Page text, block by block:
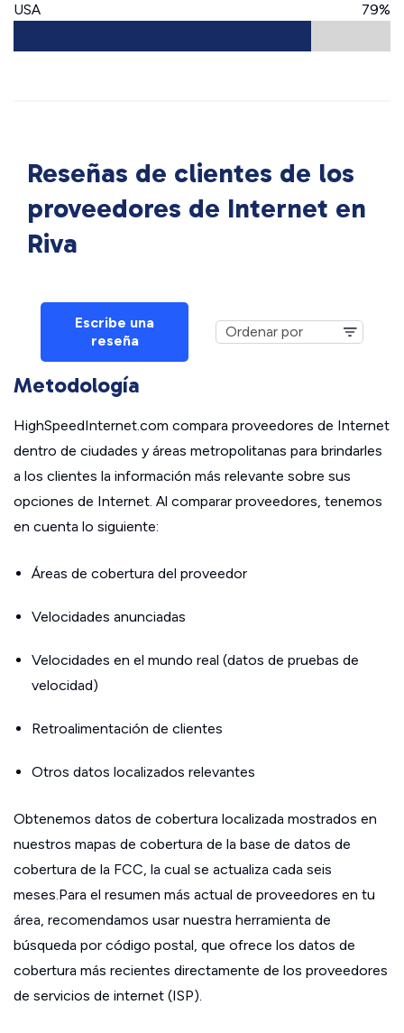
USA 79%
Reseñas de clientes de los
proveedores de Internet en
Riva
Escribe una
reseña
Metodología
HighSpeedInternet.com compara proveedores de Internet
dentro de ciudades y áreas metropolitanas para brindarles
a los clientes la información más relevante sobre sus
opciones de Internet. Al comparar proveedores, tenemos
en cuenta lo siguiente:
Áreas de cobertura del proveedor
Velocidades anunciadas
Velocidades en el mundo real (datos de pruebas de
velocidad)
Retroalimentación de clientes
Otros datos localizados relevantes
Obtenemos datos de cobertura localizada mostrados en
nuestros mapas de cobertura de la base de datos de
cobertura de la FCC, la cual se actualiza cada seis
meses.Para el resumen más actual de proveedores en tu
área, recomendamos usar nuestra herramienta de
búsqueda por código postal, que ofrece los datos de
cobertura más recientes directamente de los proveedores
de servicios de internet (ISP).